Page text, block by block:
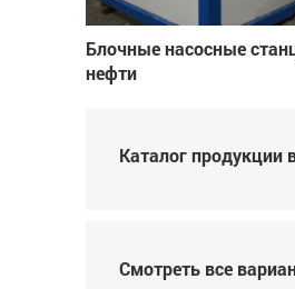
Блочные насосные
нефти
Каталог продукции
Смотреть все